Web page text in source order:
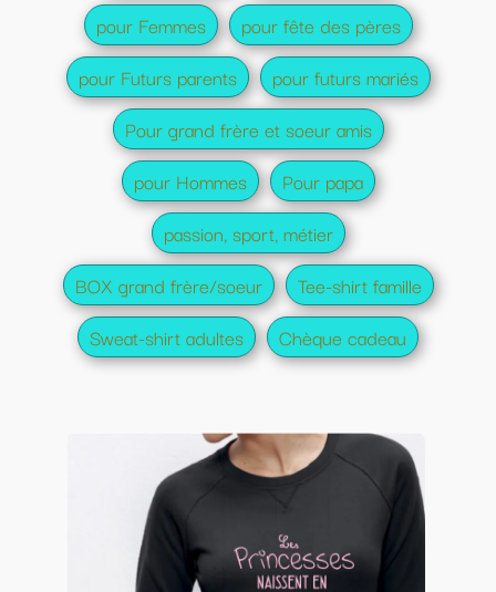
pour Femmes
pour fête des pères
pour Futurs parents
pour futurs mariés
Pour grand frère et soeur amis
pour Hommes
Pour papa
passion, sport, métier
BOX grand frère/soeur
Tee-shirt famille
Sweat-shirt adultes
Chèque cadeau